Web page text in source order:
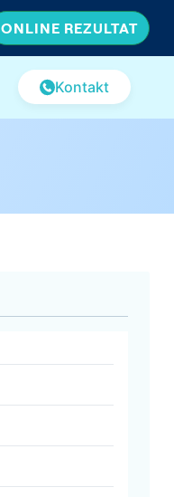
ONLINE REZULTAT
Kontakt